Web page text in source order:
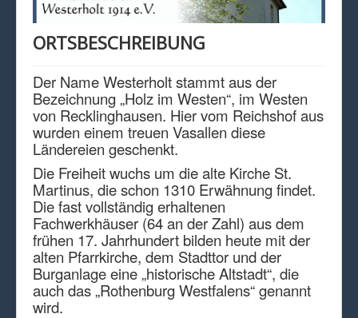
DATENSCHUTZ
ORTSBESCHREIBUNG
Der Name Westerholt stammt aus der
Bezeichnung „Holz im Westen“, im Westen
von Recklinghausen. Hier vom Reichshof aus
wurden einem treuen Vasallen diese
Ländereien geschenkt.
Die Freiheit wuchs um die alte Kirche St.
Martinus, die schon 1310 Erwähnung findet.
Die fast vollständig erhaltenen
Fachwerkhäuser (64 an der Zahl) aus dem
frühen 17. Jahrhundert bilden heute mit der
alten Pfarrkirche, dem Stadttor und der
Burganlage eine „historische Altstadt“, die
auch das „Rothenburg Westfalens“ genannt
wird.